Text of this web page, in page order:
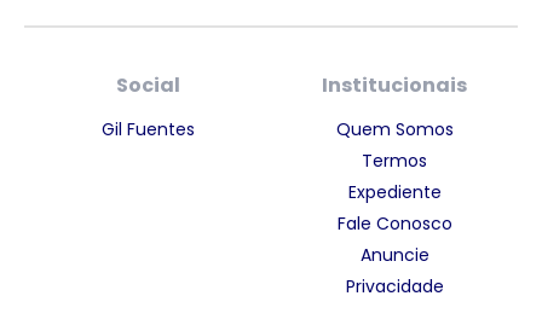
Social
Gil Fuentes
Institucionais
Quem Somos
Termos
Expediente
Fale Conosco
Anuncie
Privacidade